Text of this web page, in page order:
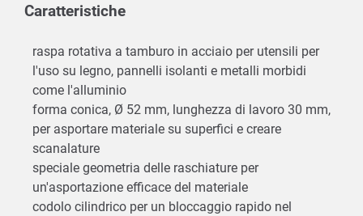
Caratteristiche
raspa rotativa a tamburo in acciaio per utensili per
l'uso su legno, pannelli isolanti e metalli morbidi
come l'alluminio
forma conica, Ø 52 mm, lunghezza di lavoro 30 mm,
per asportare materiale su superfici e creare
scanalature
speciale geometria delle raschiature per
un'asportazione efficace del materiale
codolo cilindrico per un bloccaggio rapido nel